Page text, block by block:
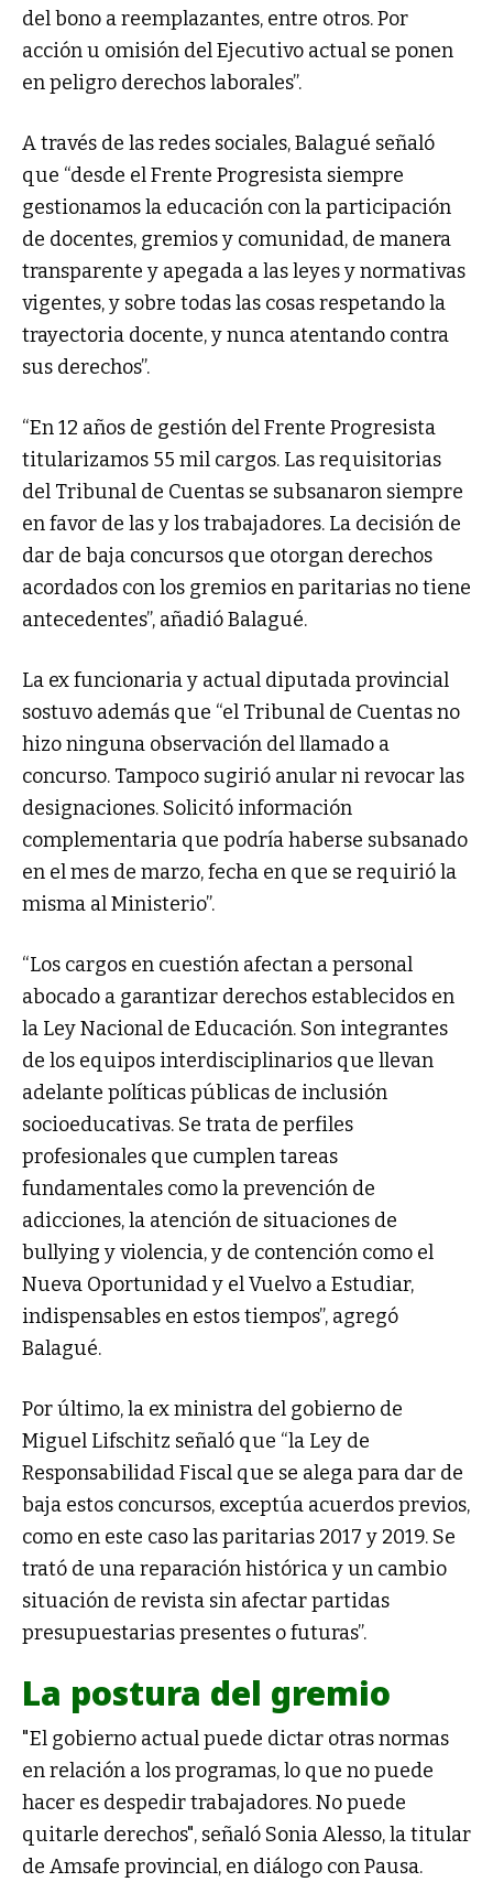
del bono a reemplazantes, entre otros. Por
acción u omisión del Ejecutivo actual se ponen
en peligro derechos laborales”.
A través de las redes sociales, Balagué señaló
que “desde el Frente Progresista siempre
gestionamos la educación con la participación
de docentes, gremios y comunidad, de manera
transparente y apegada a las leyes y normativas
vigentes, y sobre todas las cosas respetando la
trayectoria docente, y nunca atentando contra
sus derechos”.
“En 12 años de gestión del Frente Progresista
titularizamos 55 mil cargos. Las requisitorias
del Tribunal de Cuentas se subsanaron siempre
en favor de las y los trabajadores. La decisión de
dar de baja concursos que otorgan derechos
acordados con los gremios en paritarias no tiene
antecedentes”, añadió Balagué.
La ex funcionaria y actual diputada provincial
sostuvo además que “el Tribunal de Cuentas no
hizo ninguna observación del llamado a
concurso. Tampoco sugirió anular ni revocar las
designaciones. Solicitó información
complementaria que podría haberse subsanado
en el mes de marzo, fecha en que se requirió la
misma al Ministerio”.
“Los cargos en cuestión afectan a personal
abocado a garantizar derechos establecidos en
la Ley Nacional de Educación. Son integrantes
de los equipos interdisciplinarios que llevan
adelante políticas públicas de inclusión
socioeducativas. Se trata de perfiles
profesionales que cumplen tareas
fundamentales como la prevención de
adicciones, la atención de situaciones de
bullying y violencia, y de contención como el
Nueva Oportunidad y el Vuelvo a Estudiar,
indispensables en estos tiempos”, agregó
Balagué.
Por último, la ex ministra del gobierno de
Miguel Lifschitz señaló que “la Ley de
Responsabilidad Fiscal que se alega para dar de
baja estos concursos, exceptúa acuerdos previos,
como en este caso las paritarias 2017 y 2019. Se
trató de una reparación histórica y un cambio
situación de revista sin afectar partidas
presupuestarias presentes o futuras”.
La postura del gremio
"El gobierno actual puede dictar otras normas
en relación a los programas, lo que no puede
hacer es despedir trabajadores. No puede
quitarle derechos", señaló Sonia Alesso, la titular
de Amsafe provincial, en diálogo con Pausa.